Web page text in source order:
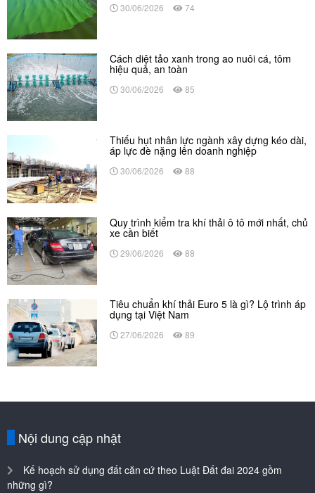
30/06/2026 74
Cách diệt tảo xanh trong ao nuôi cá, tôm
hiệu quả, an toàn
30/06/2026 85
Thiếu hụt nhân lực ngành xây dựng kéo dài,
áp lực đè nặng lên doanh nghiệp
30/06/2026 88
Quy trình kiểm tra khí thải ô tô mới nhất, chủ
xe cần biết
29/06/2026 88
Tiêu chuẩn khí thải Euro 5 là gì? Lộ trình áp
dụng tại Việt Nam
27/06/2026 89
Nội dung cập nhật
Kế hoạch sử dụng đất căn cứ theo Luật Đất đai 2024 gồm
những gì?